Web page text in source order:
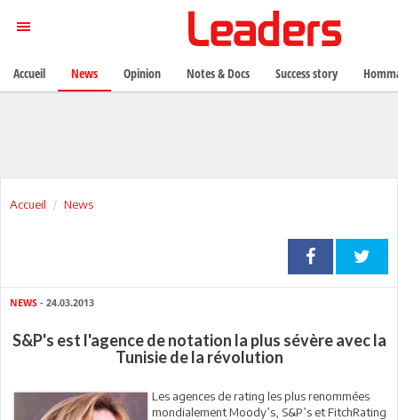
Accueil News
NEWS - 24.03.2013
S&P's est l'agence de notation la plus sévère avec la
Tunisie de la révolution
Les agences de rating les plus renommées
mondialement Moody’s, S&P’s et FitchRating
Accueil News Opinion Notes & Docs Success story